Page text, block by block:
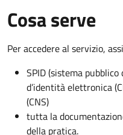
Cosa serve
Per accedere al servizio,
SPID (sistema
d’identità elettronica
(CNS)
tutta la
della pratica.